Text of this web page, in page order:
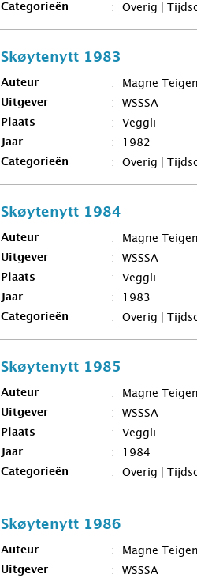
Categorieën Overig |
Skøytenytt 1983
Auteur Magne Teigen
Uitgever WSSSA
Plaats Veggli
Jaar 1982
Categorieën Overig |
Skøytenytt 1984
Auteur Magne Teigen
Uitgever WSSSA
Plaats Veggli
Jaar 1983
Categorieën Overig |
Skøytenytt 1985
Auteur Magne Teigen
Uitgever WSSSA
Plaats Veggli
Jaar 1984
Categorieën Overig |
Skøytenytt 1986
Auteur Magne Teigen
Uitgever WSSSA